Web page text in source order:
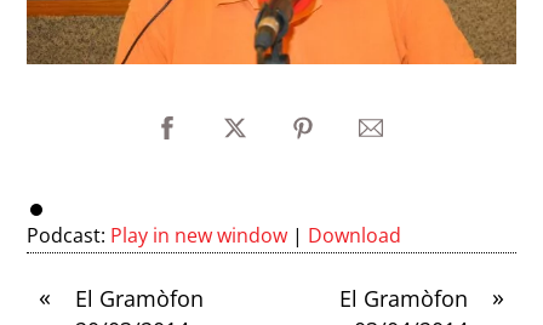
Podcast: Play in new window | Download
«
El Gramòfon
»
El Gramòfon